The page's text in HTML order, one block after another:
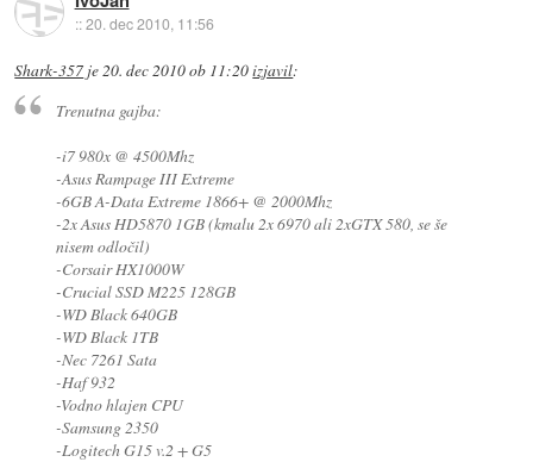
::20. dec 2010, 11:56
Shark-357 je20. dec 2010 ob 11:20izjavil:
Trenutna gajba:
-i7 980x @ 4500Mhz
-Asus Rampage III Extreme
-6GB A-Data Extreme 1866+ @ 2000Mhz
-2x Asus HD5870 1GB (kmalu 2x 6970 ali 2xGTX 580, se še
nisem odločil)
-Corsair HX1000W
-Crucial SSD M225 128GB
-WD Black 640GB
-WD Black 1TB
-Nec 7261 Sata
-Haf 932
-Vodno hlajen CPU
-Samsung 2350
-Logitech G15 v.2 + G5